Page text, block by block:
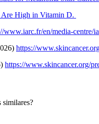
Are High in Vitamin D.
www.iarc.fr/en/media-centre/
https://
https://www.skincancer.org/
similares?